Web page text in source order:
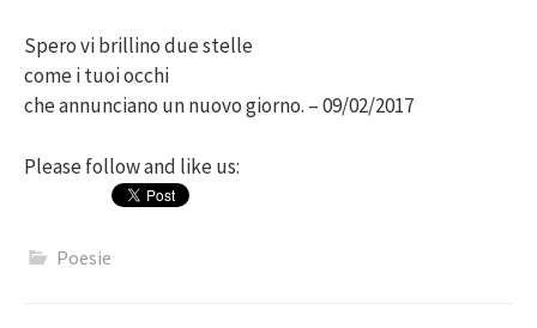
Spero vi brillino due stelle
come i tuoi occhi
che annunciano un nuovo giorno. – 09/02/2017
Please follow and like us:
Poesie